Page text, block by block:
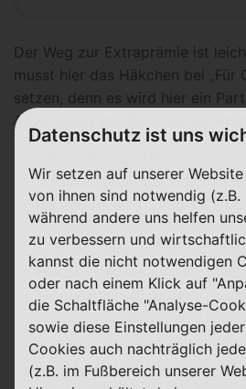
Der Weg zur Extraprämie ist
musst hier das Häkchen bei „Für
setzen, denn es wird hier ein
Abwicklung der Geld-zurück-
stimmen damit der
Partner Aklamio GmbH zu.
automatisch nach der
unserem Service Partner
Prüfung des
gesetzlichen Widerrufsfrist
Prämienauszahlung an
erfolgt in der Regel etwa zehn
nach Freischaltung des
Datenschutz ist uns
Wir setzen auf unserer
von ihnen sind notwendig (z.B.
während andere uns helfen
zu verbessern und
kannst die nicht notwendigen
oder nach einem Klick auf
die Schaltfläche "Analyse-
sowie diese Einstellungen
Cookies auch nachträglich
(z.B. im Fußbereich unserer